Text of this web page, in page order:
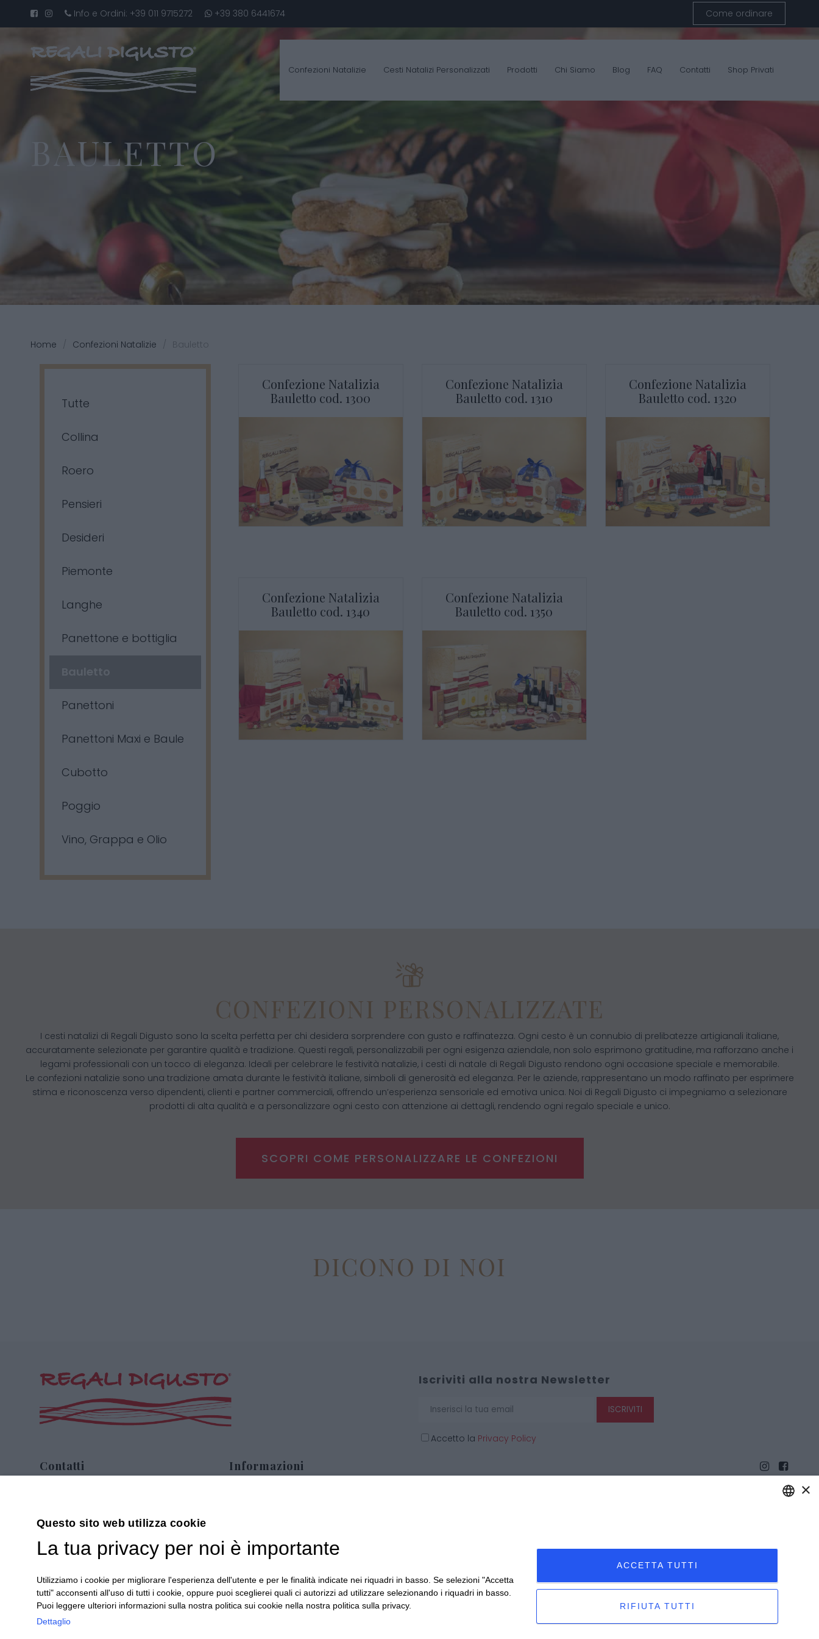
Info e Ordini: +39 011 9715272 +39 380 6441674 Come ordinare
Confezioni Natalizie Cesti Natalizi Personalizzati Prodotti Chi Siamo Blog FAQ Contatti Shop Privati
BAULETTO
Home / Confezioni Natalizie / Bauletto
Confezione Natalizia
Bauletto cod. 1300
Confezione Natalizia
Bauletto cod. 1310
Confezione Natalizia
Bauletto cod. 1320
Confezione Natalizia
Bauletto cod. 1340
Confezione Natalizia
Bauletto cod. 1350
Tutte
Collina
Roero
Pensieri
Desideri
Piemonte
Langhe
Panettone e bottiglia
Panettoni
Panettoni Maxi e Baule
Cubotto
Poggio
Vino, Grappa e Olio
CONFEZIONI PERSONALIZZATE
I cesti natalizi di Regali Digusto sono la scelta perfetta per chi desidera sorprendere con gusto e raffinatezza. Ogni cesto è un connubio di prelibatezze artigianali italiane,
accuratamente selezionate per garantire qualità e tradizione. Questi regali, personalizzabili per ogni esigenza aziendale, non solo esprimono gratitudine, ma rafforzano anche i
legami professionali con un tocco di eleganza. Ideali per celebrare le festività natalizie, i cesti di natale di Regali Digusto rendono ogni occasione speciale e memorabile.
Le confezioni natalizie sono una tradizione amata durante le festività italiane, simboli di generosità ed eleganza. Per le aziende, rappresentano un modo raffinato per esprimere
stima e riconoscenza verso dipendenti, clienti e partner commerciali, offrendo un’esperienza sensoriale ed emotiva unica. Noi di Regali Digusto ci impegniamo a selezionare
prodotti di alta qualità e a personalizzare ogni cesto con attenzione ai dettagli, rendendo ogni regalo speciale e unico.
SCOPRI COME PERSONALIZZARE LE CONFEZIONI
DICONO DI NOI
Iscriviti alla nostra Newsletter
ISCRIVITI
Accetto la Privacy Policy
Contatti
10022 Carmagnola(TO)
+39 380 6441674
info@regalidigusto.it
Privacy
Sitemap
Informazioni
Prodotti
Confezioni personalizzate
Condizioni generali di vendita
×
Questo sito web utilizza cookie
La tua privacy per noi è importante
Utilizziamo i cookie per migliorare l'esperienza dell'utente e per le finalità indicate nei riquadri in basso. Se selezioni "Accetta
tutti" acconsenti all'uso di tutti i cookie, oppure puoi sceglierei quali ci autorizzi ad utilizzare selezionando i riquadri in basso.
Puoi leggere ulteriori informazioni sulla nostra politica sui cookie nella nostra politica sulla privacy.
Dettaglio
ACCETTA TUTTI
RIFIUTA TUTTI